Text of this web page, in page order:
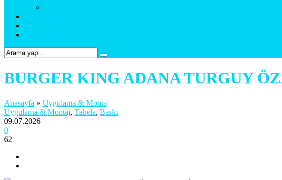
BURGER KING ADANA TURGUY
Anasayfa » Uygulama & Montaj
Uygulama & Montaj, Tabela, Baskı
09.07.2026
0
62